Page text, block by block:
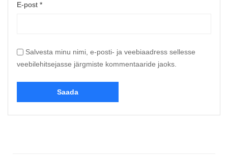
E-post *
Salvesta minu nimi, e-posti- ja veebiaadress sellesse
veebilehitsejasse järgmiste kommentaaride jaoks.